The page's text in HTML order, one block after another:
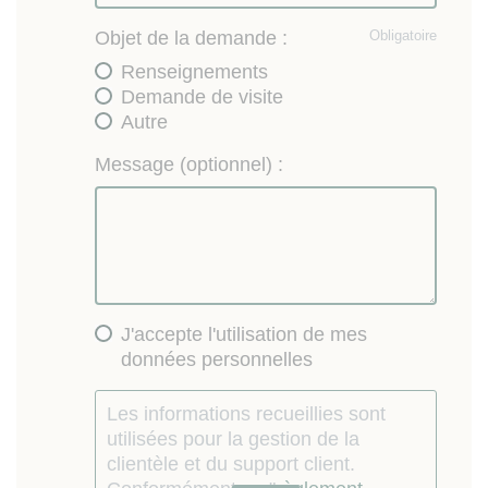
Obligatoire
Objet de la demande :
Renseignements
Demande de visite
Autre
Message (optionnel) :
J'accepte l'utilisation de mes
données personnelles
Les informations recueillies sont
utilisées pour la gestion de la
clientèle et du support client.